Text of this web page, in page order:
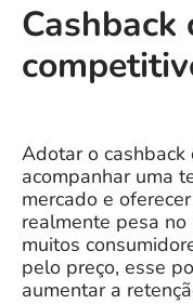
Adotar o
acompanhar uma
mercado e
realmente pesa
muitos
pelo preço, esse
aumentar a